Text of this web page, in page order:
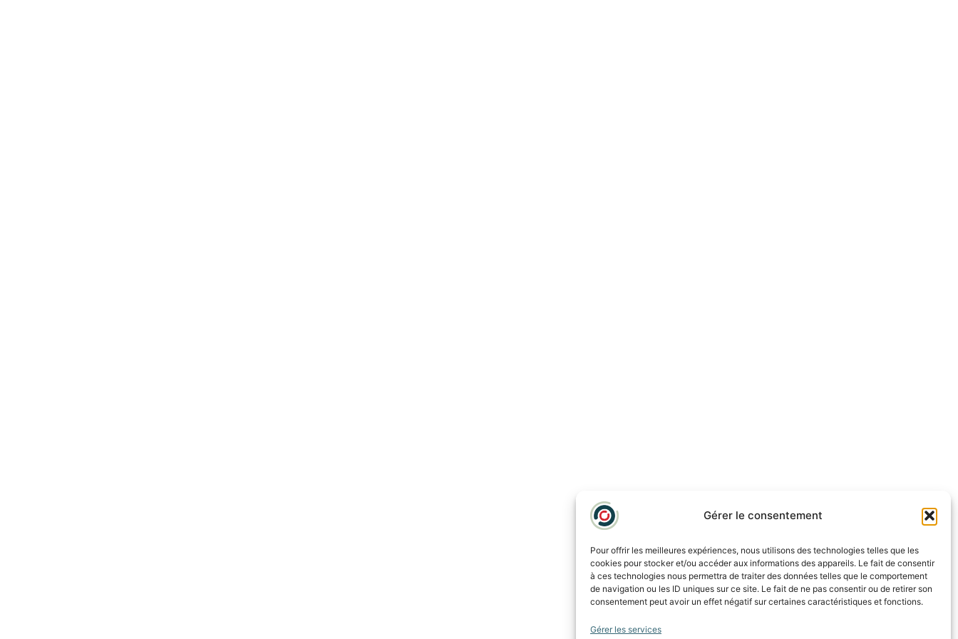
Gérer le consentement
Pour offrir les meilleures expériences, nous utilisons des technologies telles que les
cookies pour stocker et/ou accéder aux informations des appareils. Le fait de consentir
à ces technologies nous permettra de traiter des données telles que le comportement
de navigation ou les ID uniques sur ce site. Le fait de ne pas consentir ou de retirer son
consentement peut avoir un effet négatif sur certaines caractéristiques et fonctions.
Gérer les services